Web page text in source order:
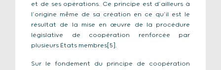
et de ses opérations. Ce principe est d’ailleurs à
l’origine même de sa création en ce qu’il est le
résultat de la mise en œuvre de la procédure
législative de coopération renforcée par
plusieurs États membres[5].
Sur le fondement du principe de coopération